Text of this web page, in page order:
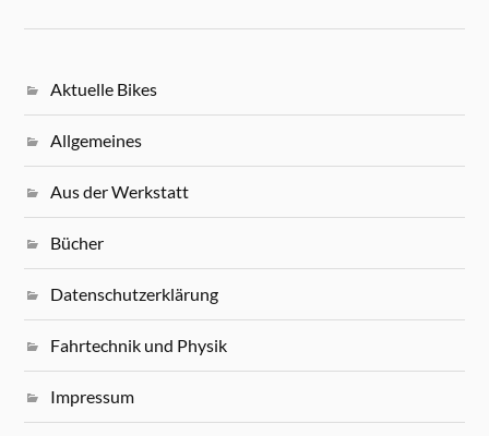
Aktuelle Bikes
Allgemeines
Aus der Werkstatt
Bücher
Datenschutzerklärung
Fahrtechnik und Physik
Impressum